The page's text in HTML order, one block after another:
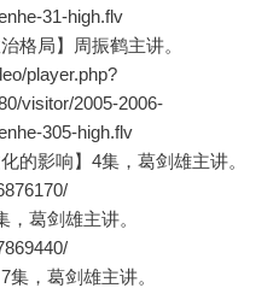
31-high.flv
格局】周振鹤主讲。
player.php?
visitor/2005-2006-
305-high.flv
的影响】4集，葛剑雄主讲。
葛剑雄主讲。
，葛剑雄主讲。